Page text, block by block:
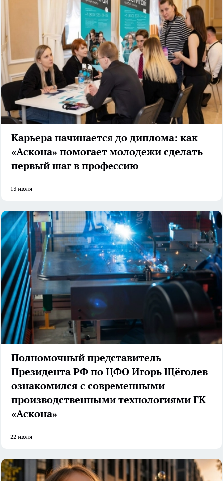
Карьера начинается до диплома: как
«Аскона» помогает молодежи сделать
первый шаг в профессию
13 июля
Полномочный представитель
Президента РФ по ЦФО Игорь Щёголев
ознакомился с современными
производственными технологиями ГК
«Аскона»
22 июля